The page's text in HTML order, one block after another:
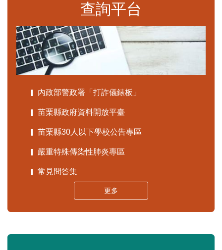
查詢平台
內政部警政署「打詐儀錶板」
苗栗縣政府資料開放平臺
苗栗縣30人以下學校公告專區
嚴重特殊傳染性肺炎專區
常見問答集
更多